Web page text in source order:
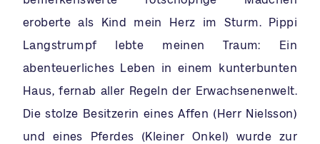
eroberte als Kind mein Herz im Sturm. Pippi
Langstrumpf lebte meinen Traum: Ein
abenteuerliches Leben in einem kunterbunten
Haus, fernab aller Regeln der Erwachsenenwelt.
Die stolze Besitzerin eines Affen (Herr Nielsson)
und eines Pferdes (Kleiner Onkel) wurde zur